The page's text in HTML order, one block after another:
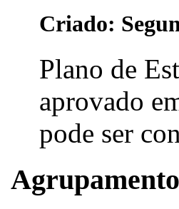
Criado:
Plano de
aprovado
pode ser
Agrupamento